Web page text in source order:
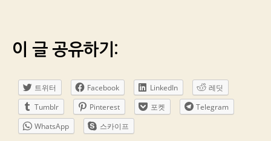
이 글 공유하기:
트위터 Facebook LinkedIn
레딧
Tumblr
Pinterest 포켓
Telegram
WhatsApp
스카이프